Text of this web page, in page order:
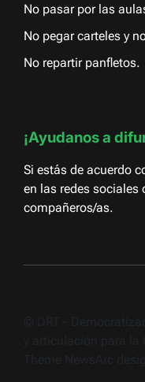
No pasar por las
No pegar carteles y
No repartir panfletos.
¡Ayudanos a
Si estás de acuerdo
en las redes
compañeros/as.